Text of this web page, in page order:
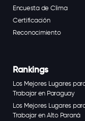
Encuesta de Clima
Certificación
Reconocimiento
Rankings
Los Mejores Lugares
Trabajar en Paraguay
Los Mejores Lugares
Trabajar en Alto Paraná